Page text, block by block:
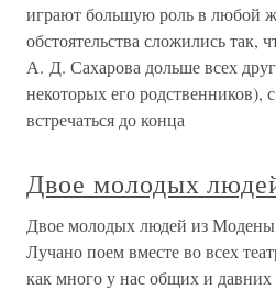
играют большую роль в любой
обстоятельства сложились так,
А. Д. Сахарова дольше всех
некоторых его родственников),
встречаться до конца
Двое молодых
Двое молодых людей из Модены
Лучано поем вместе во всех
как много у нас общих и